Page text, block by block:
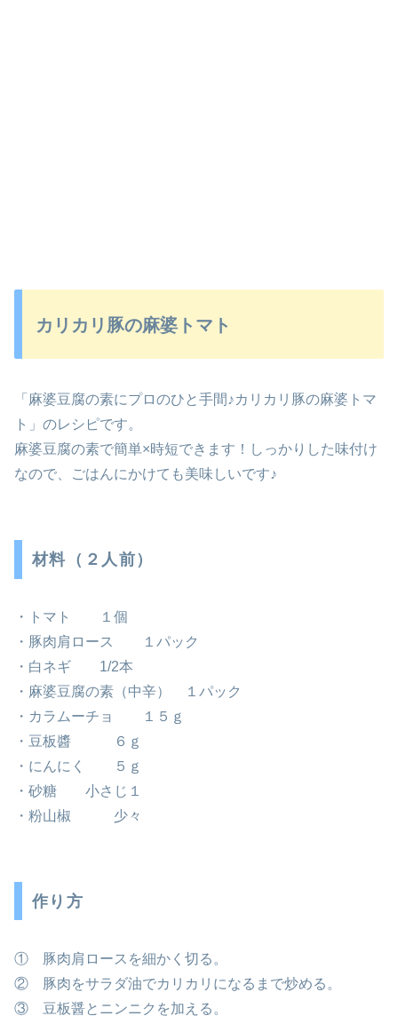
カリカリ豚の麻婆トマト
「麻婆豆腐の素にプロのひと手間♪カリカリ豚の麻婆トマ
ト」のレシピです。
麻婆豆腐の素で簡単×時短できます！しっかりした味付け
なので、ごはんにかけても美味しいです♪
材料（２人前）
・トマト １個
・豚肉肩ロース １パック
・白ネギ 1/2本
・麻婆豆腐の素（中辛） １パック
・カラムーチョ １５ｇ
・豆板醬 ６ｇ
・にんにく ５ｇ
・砂糖 小さじ１
・粉山椒 少々
作り方
① 豚肉肩ロースを細かく切る。
② 豚肉をサラダ油でカリカリになるまで炒める。
③ 豆板醤とニンニクを加える。